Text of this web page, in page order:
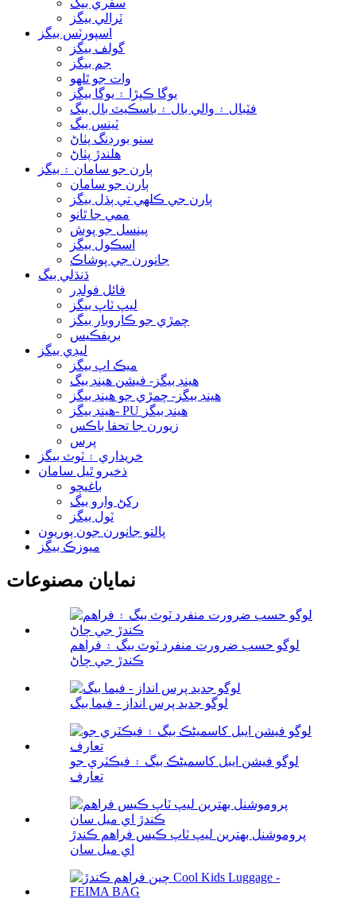
ٽرالي بيگز
اسپورٽس بيگز
گولف بيگز
جم بيگز
وات جو ٿلهو
يوگا ڪپڙا ۽ يوگا بيگز
فٽبال ۽ والي بال ۽ باسڪيٽ بال بيگ
ٽينس بيگ
سنو بورڊنگ پٺاڻ
هلندڙ پٺاڻ
ٻارن جو سامان ۽ بيگز
ٻارن جو سامان
ٻارن جي ڪلهي تي ٻڌل بيگز
ممي جا ٿانو
پينسل جو پوش
اسڪول بيگز
جانورن جي پوشاڪ
ڌنڌلي بيگ
فائل فولڊر
ليپ ٽاپ بيگز
چمڙي جو ڪاروبار بيگز
بريفڪيس
ليڊي بيگز
ميڪ اپ بيگز
هينڊ بيگز- فيشن هينڊ بيگ
هينڊ بيگز- چمڙي جو هينڊ بيگز
هينڊ بيگز- PU هينڊ بيگز
زيورن جا تحفا باڪس
پرس
خريداري ۽ ٽوٽ بيگز
ذخيرو ٿيل سامان
باغيچو
رکڻ وارو بيگ
ٽول بيگز
پالتو جانورن جون ٻوريون
ميوزڪ بيگز
نمايان مصنوعات
لوگو حسب ضرورت منفرد ٽوٽ بيگ ۽ فراهم
ڪندڙ جي ڄاڻ
لوگو جديد پرس انداز - فيما بيگ
لوگو فيشن ايبل کاسمیٹڪ بيگ ۽ فيڪٽري جو
تعارف
پروموشنل بهترين ليپ ٽاپ ڪيس فراهم ڪندڙ
اي ميل سان